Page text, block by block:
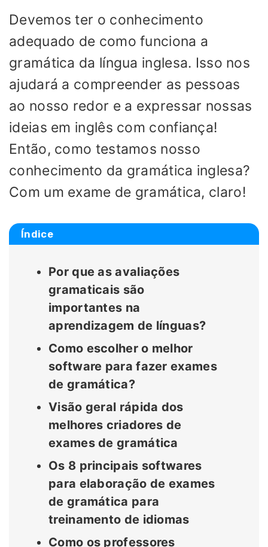
Devemos ter o conhecimento
adequado de como funciona a
gramática da língua inglesa. Isso nos
ajudará a compreender as pessoas
ao nosso redor e a expressar nossas
ideias em inglês com confiança!
Então, como testamos nosso
conhecimento da gramática inglesa?
Com um exame de gramática, claro!
Índice
Por que as avaliações
gramaticais são
importantes na
aprendizagem de línguas?
Como escolher o melhor
software para fazer exames
de gramática?
Visão geral rápida dos
melhores criadores de
exames de gramática
Os 8 principais softwares
para elaboração de exames
de gramática para
treinamento de idiomas
Como os professores